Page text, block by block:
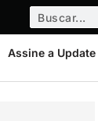
Assine a Update